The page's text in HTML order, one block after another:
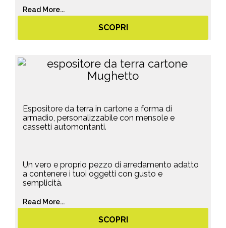
Read More...
SCOPRI
Espositore da terra in cartone a forma di
armadio, personalizzabile con mensole e
cassetti automontanti.
Un vero e proprio pezzo di arredamento adatto
a contenere i tuoi oggetti con gusto e
semplicità.
Read More...
SCOPRI